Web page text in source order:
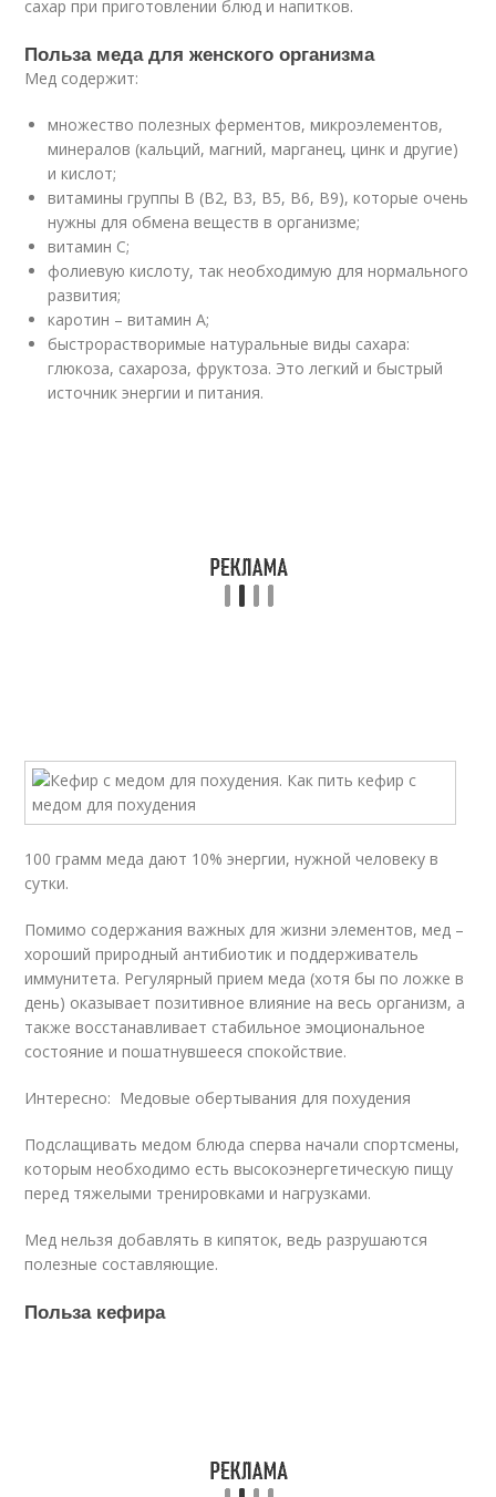
сахар при приготовлении блюд и напитков.
Польза меда для женского организма
Мед содержит:
множество полезных ферментов, микроэлементов,
минералов (кальций, магний, марганец, цинк и другие)
и кислот;
витамины группы B (B2, B3, B5, B6, B9), которые очень
нужны для обмена веществ в организме;
витамин C;
фолиевую кислоту, так необходимую для нормального
развития;
каротин – витамин А;
быстрорастворимые натуральные виды сахара:
глюкоза, сахароза, фруктоза. Это легкий и быстрый
источник энергии и питания.
100 грамм меда дают 10% энергии, нужной человеку в
сутки.
Помимо содержания важных для жизни элементов, мед –
хороший природный антибиотик и поддерживатель
иммунитета. Регулярный прием меда (хотя бы по ложке в
день) оказывает позитивное влияние на весь организм, а
также восстанавливает стабильное эмоциональное
состояние и пошатнувшееся спокойствие.
Интересно: Медовые обертывания для похудения
Подслащивать медом блюда сперва начали спортсмены,
которым необходимо есть высокоэнергетическую пищу
перед тяжелыми тренировками и нагрузками.
Мед нельзя добавлять в кипяток, ведь разрушаются
полезные составляющие.
Польза кефира